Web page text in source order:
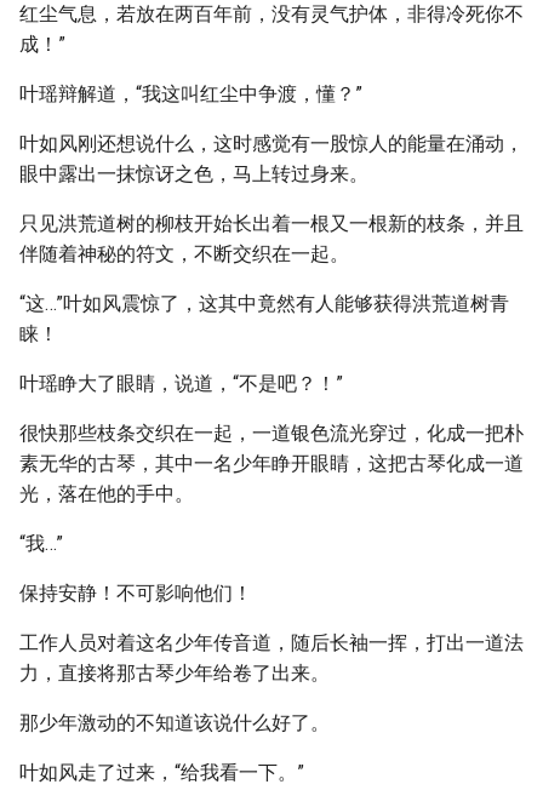
红尘气息，若放在两百年前，没有灵气护体，非得冷死你不
成！”
叶瑶辩解道，“我这叫红尘中争渡，懂？”
叶如风刚还想说什么，这时感觉有一股惊人的能量在涌动，
眼中露出一抹惊讶之色，马上转过身来。
只见洪荒道树的柳枝开始长出着一根又一根新的枝条，并且
伴随着神秘的符文，不断交织在一起。
“这…”叶如风震惊了，这其中竟然有人能够获得洪荒道树青
睐！
叶瑶睁大了眼睛，说道，“不是吧？！”
很快那些枝条交织在一起，一道银色流光穿过，化成一把朴
素无华的古琴，其中一名少年睁开眼睛，这把古琴化成一道
光，落在他的手中。
“我…”
保持安静！不可影响他们！
工作人员对着这名少年传音道，随后长袖一挥，打出一道法
力，直接将那古琴少年给卷了出来。
那少年激动的不知道该说什么好了。
叶如风走了过来，“给我看一下。”